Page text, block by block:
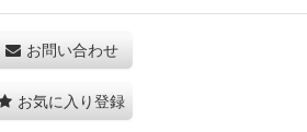
お問い合わせ
お気に入り登録